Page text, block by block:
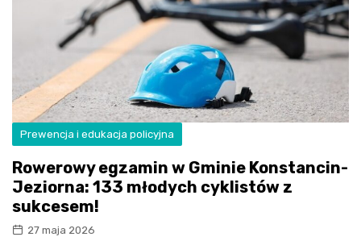
Prewencja i edukacja policyjna
Rowerowy egzamin w Gminie Konstancin-
Jeziorna: 133 młodych cyklistów z
sukcesem!
27 maja 2026